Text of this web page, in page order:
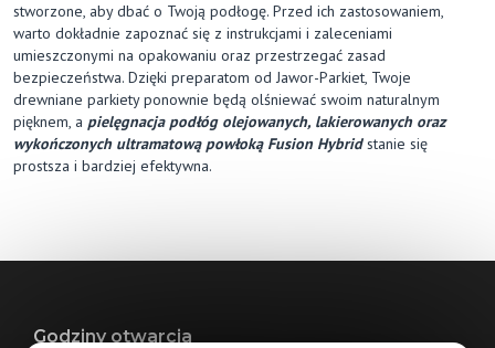
stworzone, aby dbać o Twoją podłogę. Przed ich zastosowaniem,
warto dokładnie zapoznać się z instrukcjami i zaleceniami
umieszczonymi na opakowaniu oraz przestrzegać zasad
bezpieczeństwa. Dzięki preparatom od Jawor-Parkiet, Twoje
drewniane parkiety ponownie będą olśniewać swoim naturalnym
pięknem, a pielęgnacja podłóg olejowanych, lakierowanych oraz
wykończonych ultramatową powłoką Fusion Hybrid stanie się
prostsza i bardziej efektywna.
Godziny otwarcia